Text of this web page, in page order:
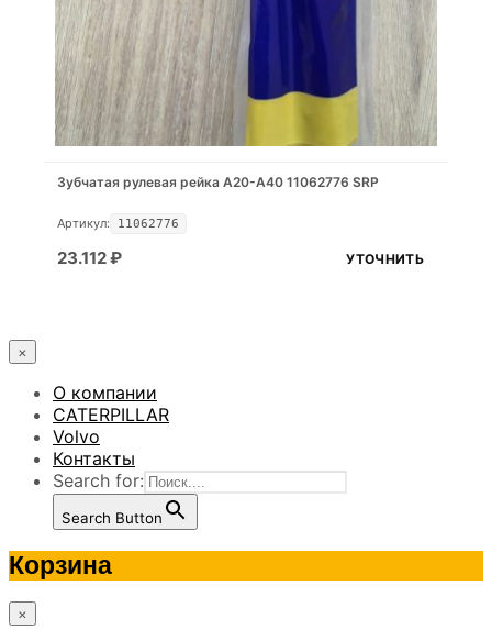
Зубчатая рулевая рейка A20-A40 11062776 SRP
Артикул: 11062776
23.112₽ УТОЧНИТЬ
×
О компании
CATERPILLAR
Volvo
Контакты
Search for:
Search Button
Корзина
×